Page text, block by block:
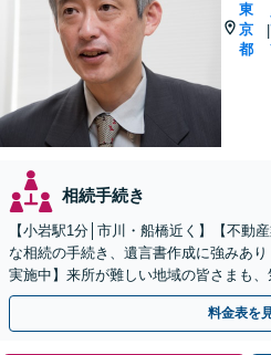
東
京
都
|
相続手続き
【小岩駅1分│市川・船橋近く】【不動
な相続の手続き、遺言書作成に強みあ
実施中】来所が難しい地域の皆さまも
さい【メディア出演】【早朝・夜間・
料金表を